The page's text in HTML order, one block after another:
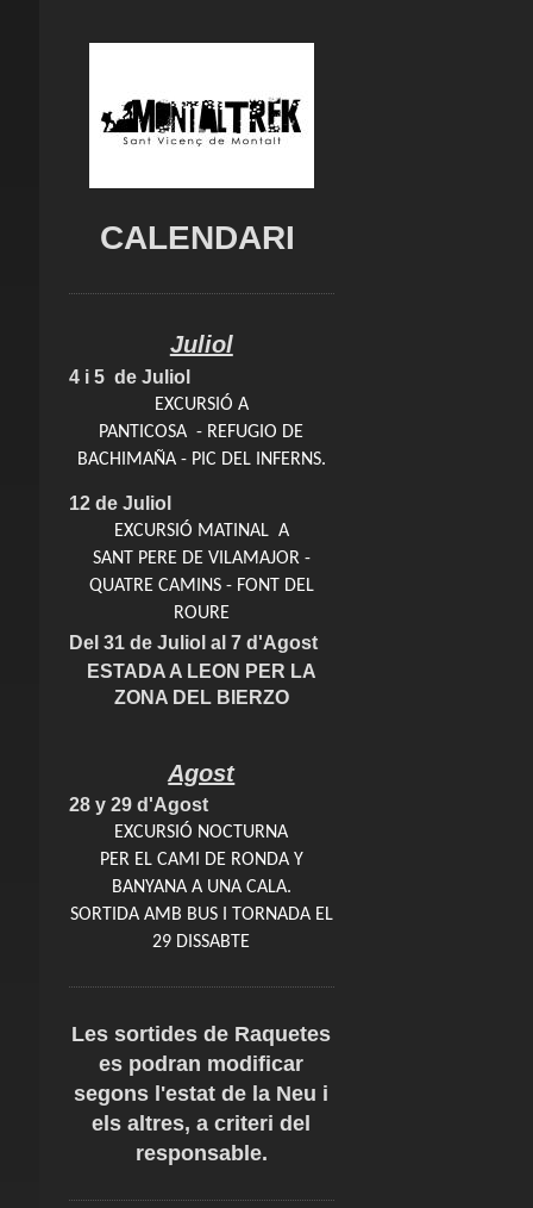
CALENDARI
Juliol
4 i 5 de Juliol
EXCURSIÓ A
PANTICOSA - REFUGIO DE
BACHIMAÑA - PIC DEL INFERNS.
12 de Juliol
EXCURSIÓ MATINAL A
SANT PERE DE VILAMAJOR -
QUATRE CAMINS - FONT DEL
ROURE
Del 31 de Juliol al 7 d'Agost
ESTADA A LEON PER LA
ZONA DEL BIERZO
Agost
28 y 29 d'Agost
EXCURSIÓ NOCTURNA
PER EL CAMI DE RONDA Y
BANYANA A UNA CALA.
SORTIDA AMB BUS I TORNADA EL
29 DISSABTE
Les sortides de Raquetes
es podran modificar
segons l'estat de la Neu i
els altres, a criteri del
responsable.